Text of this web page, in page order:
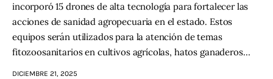
incorporó 15 drones de alta tecnología para fortalecer las
acciones de sanidad agropecuaria en el estado. Estos
equipos serán utilizados para la atención de temas
fitozoosanitarios en cultivos agrícolas, hatos ganaderos…
DICIEMBRE 21, 2025